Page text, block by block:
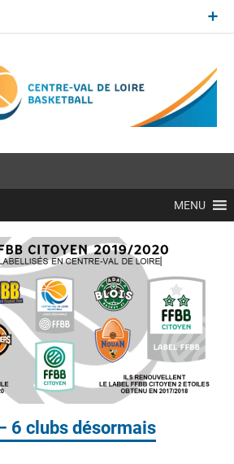
MENU
6 clubs désormais